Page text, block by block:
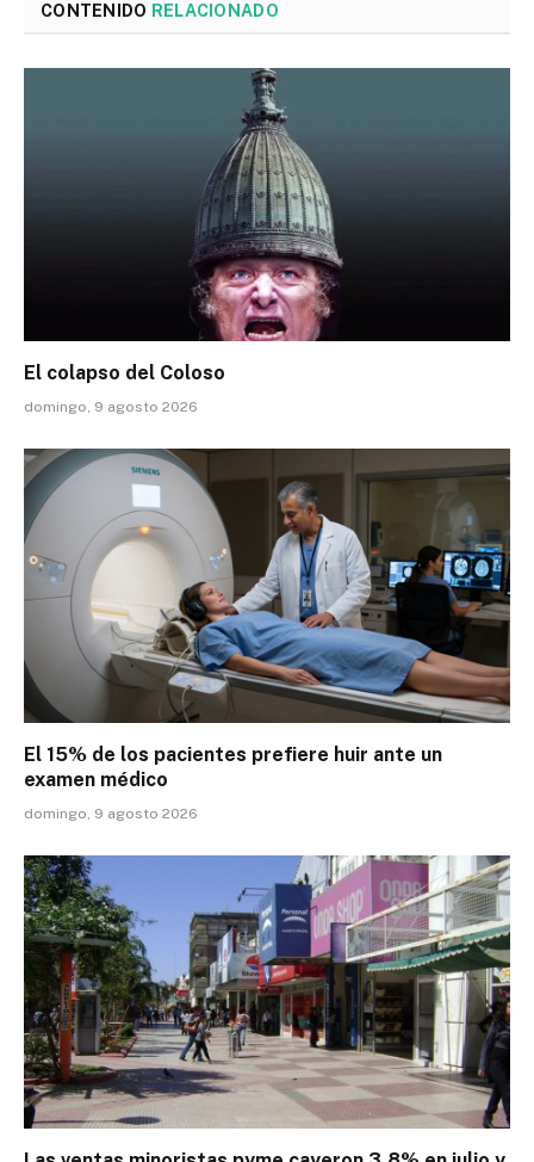
CONTENIDO RELACIONADO
El colapso del Coloso
domingo, 9 agosto 2026
El 15% de los pacientes prefiere huir ante un
examen médico
domingo, 9 agosto 2026